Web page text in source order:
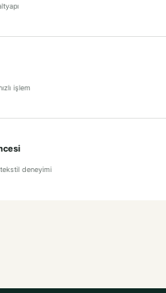
işlem
deneyimi